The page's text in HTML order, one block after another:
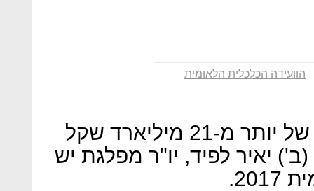
הוועידה הכלכלית הלאומית
"לפי נתוני האוצר, בור תקציבי של יותר מ-21 מיליארד שקל
אמר היום (ב') יאיר לפיד, יו"ר מפלגת יש